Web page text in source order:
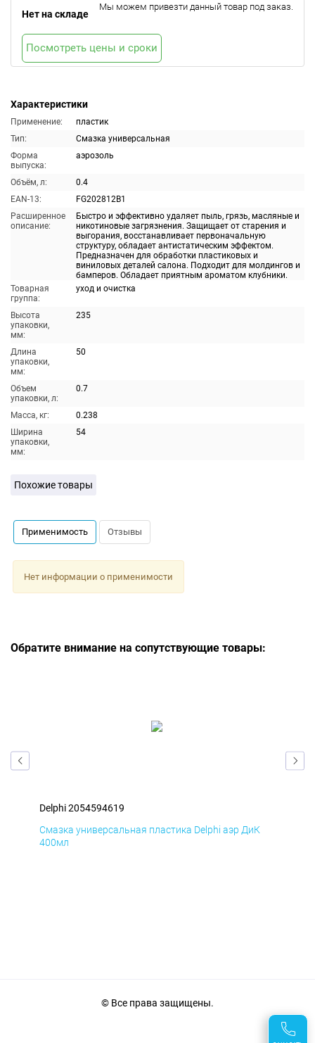
Характеристики
Применение:
пластик
Тип:
Смазка универсальная
Форма
выпуска:
аэрозоль
Объём, л:
0.4
EAN-13:
FG202812B1
Расширенное
описание:
Быстро и эффективно удаляет пыль, грязь, масляные и
никотиновые загрязнения. Защищает от старения и
выгорания, восстанавливает первоначальную
структуру, обладает антистатическим эффектом.
Предназначен для обработки пластиковых и
виниловых деталей салона. Подходит для молдингов и
бамперов. Обладает приятным ароматом клубники.
Товарная
группа:
уход и очистка
Высота
упаковки,
мм:
235
Длина
упаковки,
мм:
50
Объем
упаковки, л:
0.7
Масса, кг:
0.238
Ширина
упаковки,
мм:
54
Нет на складе
Мы можем привезти данный товар под заказ.
Посмотреть цены и сроки
Похожие товары
Применимость Отзывы
Нет информации о применимости
Обратите внимание на сопутствующие товары:
Delphi 2054594619
Смазка универсальная пластика Delphi аэр ДиК
400мл
© Все права защищены.